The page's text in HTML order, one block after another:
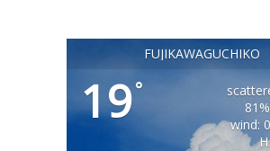
FUJIKAWAGUCHIKO
19°
wind: